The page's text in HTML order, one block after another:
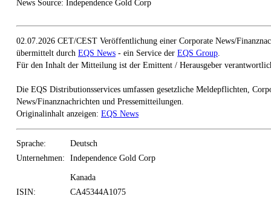
News Source: Independence Gold Corp
02.07.2026 CET/CEST Veröffentlichung einer Corporate News/
übermittelt durch EQS News - ein Service der EQS Group
Für den Inhalt der Mitteilung ist der Emittent / Herausgeber
Die EQS Distributionsservices umfassen gesetzliche Meldepflichten,
News/Finanznachrichten und Pressemitteilungen.
Originalinhalt anzeigen: EQS News
Sprache:
Deutsch
Unternehmen:
Independence Gold Corp
Kanada
ISIN:
CA45344A1075